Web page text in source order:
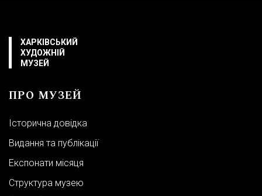
ХАРКІВСЬКИЙ
ХУДОЖНІЙ
МУЗЕЙ
ПРО МУЗЕЙ
Історична довідка
Видання та публікації
Експонати місяця
Структура музею